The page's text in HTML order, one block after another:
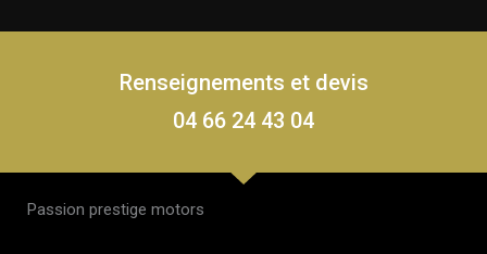
Renseignements et devis
04 66 24 43 04
Passion prestige motors